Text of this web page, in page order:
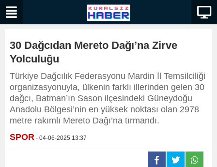
30 Dağcıdan Mereto Dağı’na Zirve
Yolculuğu
Türkiye Dağcılık Federasyonu Mardin İl Temsilciliği
organizasyonuyla, ülkenin farklı illerinden gelen 30
dağcı, Batman’ın Sason ilçesindeki Güneydoğu
Anadolu Bölgesi’nin en yüksek noktası olan 2978
metre rakımlı Mereto Dağı’na tırmandı.
SPOR - 04-06-2025 13:37